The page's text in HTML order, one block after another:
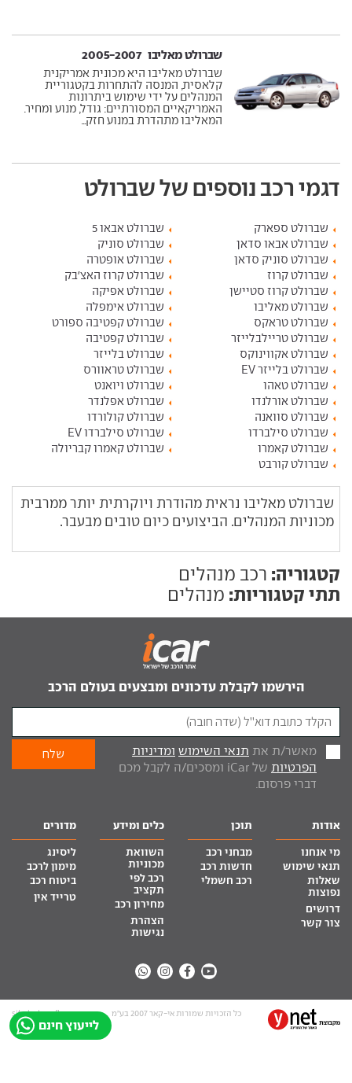
שברולט מאליבו ‏ 2005-2007
שברולט מאליבו היא מכונית אמריקנית
קלאסית, המנסה להתחרות בקטגוריית
המנהלים על ידי שימוש ביתרונות
האמריקאיים המסורתיים: גודל, מנוע ומחיר.
המאליבו מתהדרת במנוע חזק...
דגמי רכב נוספים של שברולט
שברולט ספארק
שברולט אבאו 5
שברולט אבאו סדאן
שברולט סוניק
שברולט סוניק סדאן
שברולט אופטרה
שברולט קרוז
שברולט קרוז האצ'בק
שברולט קרוז סטיישן
שברולט אפיקה
שברולט מאליבו
שברולט אימפלה
שברולט טראקס
שברולט קפטיבה ספורט
שברולט טריילבלייזר
שברולט קפטיבה
שברולט אקווינוקס
שברולט בלייזר
שברולט בלייזר EV
שברולט טראוורס
שברולט טאהו
שברולט ויואנט
שברולט אורלנדו
שברולט אפלנדר
שברולט סוואנה
שברולט קולורדו
שברולט סילברדו
שברולט סילברדו EV
שברולט קאמרו
שברולט קאמרו קבריולה
שברולט קורבט
שברולט מאליבו נראית מהודרת ויוקרתית יותר ממרבית
מכוניות המנהלים. הביצועים כיום טובים מבעבר.
קטגוריה: רכב מנהלים
תתי קטגוריות: מנהלים
לייעוץ חינם
הירשמו לקבלת עדכונים ומבצעים בעולם הרכב
מאשר/ת את תנאי השימוש ומדיניות
הפרטיות
של iCar ומסכים/ה לקבל מכם
דברי פרסום.
אודות
מי אנחנו
תנאי שימוש
שאלות
נפוצות
דרושים
צור קשר
תוכן
מבחני רכב
חדשות רכב
רכב חשמלי
כלים ומידע
השוואת
מכוניות
רכב לפי
תקציב
מחירון רכב
הצהרת
נגישות
מדורים
ליסינג
מימון לרכב
ביטוח רכב
טרייד אין
כל הזכויות שמורות אי-קאר 2007 בע”מ site by tq.soft